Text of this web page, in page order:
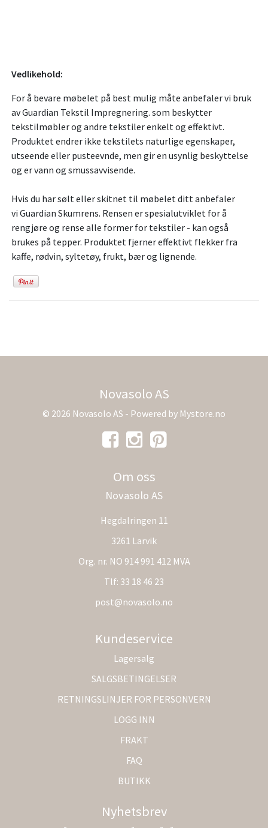
Vedlikehold:
For å bevare møbelet på best mulig måte anbefaler vi bruk
avGuardian Tekstil Impregnering. som beskytter
tekstilmøbler og andre tekstiler enkelt og effektivt.
Produktet endrer ikke tekstilets naturlige egenskaper,
utseende eller pusteevnde, men gir en usynlig beskyttelse
og er vann og smussavvisende.
Hvis du har sølt eller skitnet til møbelet ditt anbefaler
vi Guardian Skumrens. Rensen er spesialutviklet for å
rengjøre og rense alle former for tekstiler - kan også
brukes på tepper. Produktet fjerner effektivt flekker fra
kaffe, rødvin, syltetøy, frukt, bær og lignende.
Novasolo AS
© 2026 Novasolo AS - Powered by Mystore.no
Om oss
Novasolo AS
Hegdalringen 11
3261 Larvik
Org. nr. NO 914 991 412 MVA
Tlf: 33 18 46 23
post@novasolo.no
Kundeservice
Lagersalg
SALGSBETINGELSER
RETNINGSLINJER FOR PERSONVERN
LOGG INN
FRAKT
FAQ
BUTIKK
Nyhetsbrev